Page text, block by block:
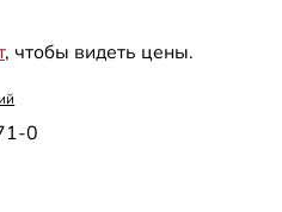
, чтобы видеть цены.
0